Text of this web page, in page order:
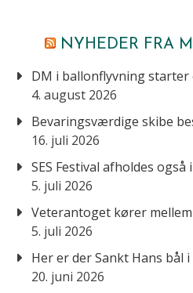
NYHEDER FRA
DM i ballonflyvning starter
4. august 2026
Bevaringsværdige skibe
16. juli 2026
SES Festival afholdes også
5. juli 2026
Veterantoget kører
5. juli 2026
Her er der Sankt Hans bål i
20. juni 2026